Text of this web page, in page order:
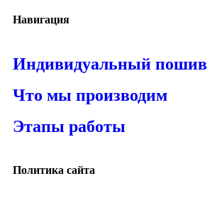
Навигация
Индивидуальный пошив
Что мы производим
Этапы работы
Политика сайта